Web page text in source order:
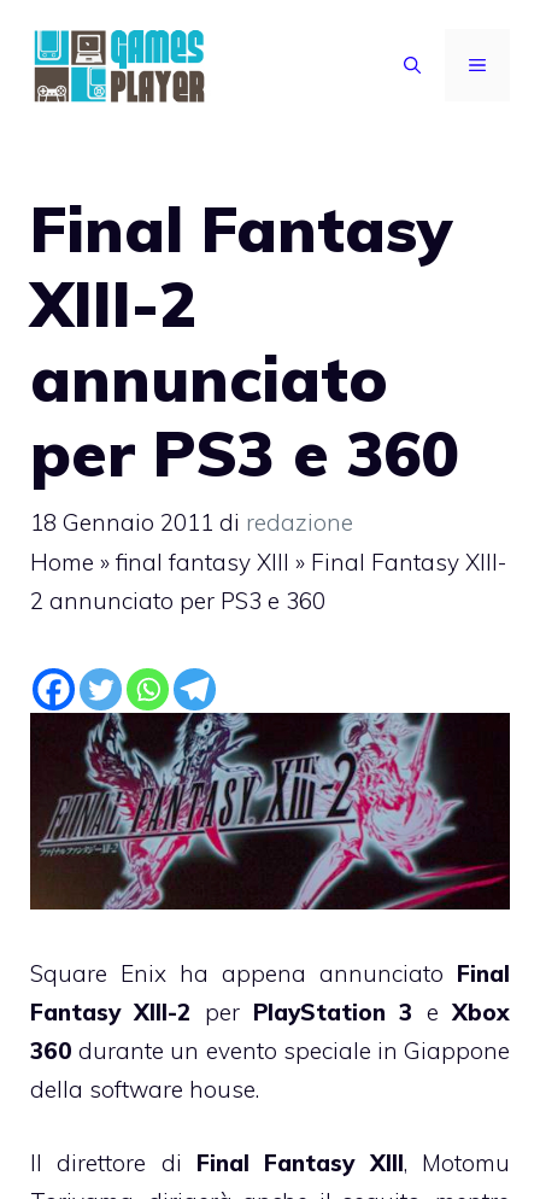
contenuto
MENU
Final Fantasy
XIII-2
annunciato
per PS3 e 360
18 Gennaio 2011 di redazione
Home » final fantasy XIII » Final Fantasy XIII-
2 annunciato per PS3 e 360
Square Enix ha appena annunciato Final
Fantasy XIII-2 per PlayStation 3 eXbox
360 durante un evento speciale in Giappone
della software house.
Il direttore di Final Fantasy XIII, Motomu